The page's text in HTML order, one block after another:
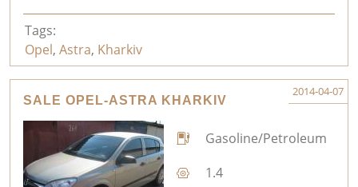
Tags:
Opel, Astra, Kharkiv
SALE OPEL-ASTRA KHARKIV
2014-04-07
Gasoline/Petroleum
1.4